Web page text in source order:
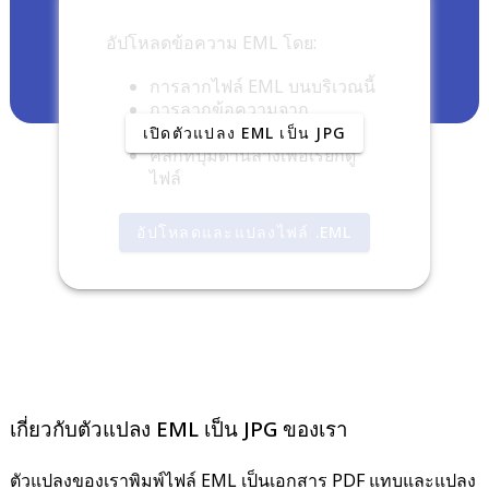
อัปโหลดข้อความ EML โดย:
การลากไฟล์ EML บนบริเวณนี้
การลากข้อความจาก
โปรแกรมรับส่งเมลของคุณ
คลิกที่ปุ่มด้านล่างเพื่อเรียกดู
ไฟล์
อัปโหลดและแปลงไฟล์ .EML
เปิดตัวแปลง EML เป็น JPG
เกี่ยวกับตัวแปลง EML เป็น JPG ของเรา
ตัวแปลงของเราพิมพ์ไฟล์ EML เป็นเอกสาร PDF แทบและแปลง